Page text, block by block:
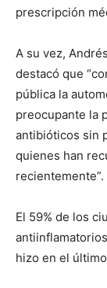
prescripción
A su vez,
destacó que
pública la
preocupante la
antibióticos sin
quienes han
recientemente”.
El 59% de los
hizo en el